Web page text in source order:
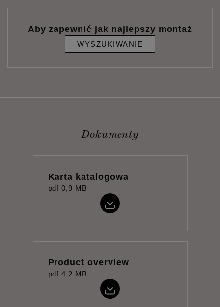
Aby zapewnić jak najlepszy montaż
WYSZUKIWANIE
Dokumenty
Karta katalogowa
pdf 0,9 MB
Product overview
pdf 4,2 MB